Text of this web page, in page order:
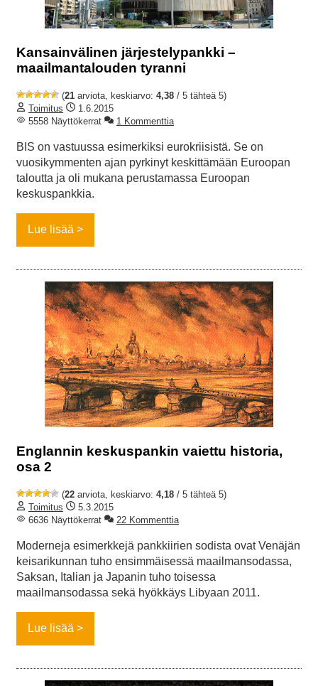
Kansainvälinen järjestelypankki –
maailmantalouden tyranni
(21 arviota, keskiarvo: 4,38 / 5 tähteä 5)
Toimitus
1.6.2015
5558 Näyttökerrat
1 Kommenttia
BIS on vastuussa esimerkiksi eurokriisistä. Se on
vuosikymmenten ajan pyrkinyt keskittämään Euroopan
taloutta ja oli mukana perustamassa Euroopan
keskuspankkia.
Lue lisää
Englannin keskuspankin vaiettu historia,
osa 2
(22 arviota, keskiarvo: 4,18 / 5 tähteä 5)
Toimitus
5.3.2015
6636 Näyttökerrat
22 Kommenttia
Moderneja esimerkkejä pankkiirien sodista ovat Venäjän
keisarikunnan tuho ensimmäisessä maailmansodassa,
Saksan, Italian ja Japanin tuho toisessa
maailmansodassa sekä hyökkäys Libyaan 2011.
Lue lisää